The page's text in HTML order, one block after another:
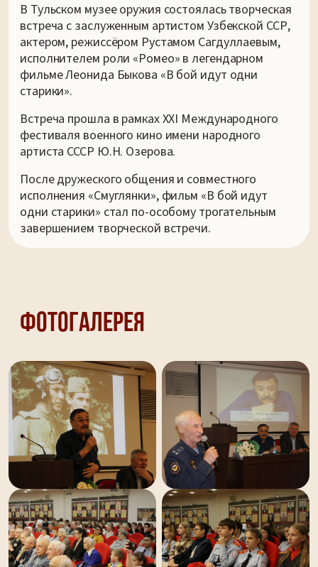
В Тульском музее оружия состоялась творческая
встреча с заслуженным артистом Узбекской ССР,
актером, режиссёром Рустамом Сагдуллаевым,
исполнителем роли «Ромео» в легендарном
фильме Леонида Быкова «В бой идут одни
старики».
Встреча прошла в рамках XXI Международного
фестиваля военного кино имени народного
артиста СССР Ю.Н. Озерова.
После дружеского общения и совместного
исполнения «Смуглянки», фильм «В бой идут
одни старики» стал по-особому трогательным
завершением творческой встречи.
Фотогалерея